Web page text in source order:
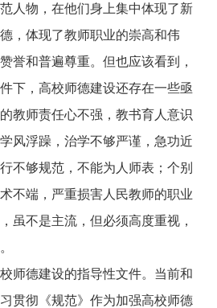
人物，在他们身上集中体现了新
，体现了教师职业的崇高和伟
誉和普遍尊重。但也应该看到，
下，高校师德建设还存在一些亟
教师责任心不强，教书育人意识
风浮躁，治学不够严谨，急功近
不够规范，不能为人师表；个别
不端，严重损害人民教师的职业
虽不是主流，但必须高度重视，
德建设的指导性文件。当前和
贯彻《规范》作为加强高校师德